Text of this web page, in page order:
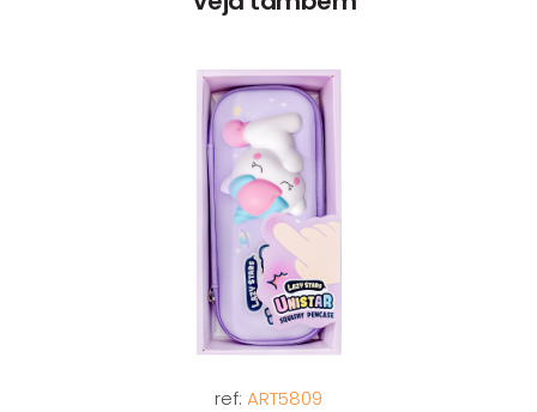
ref: ART5809